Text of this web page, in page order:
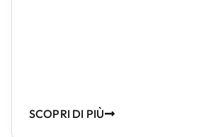
SCOPRI DI PIÙ